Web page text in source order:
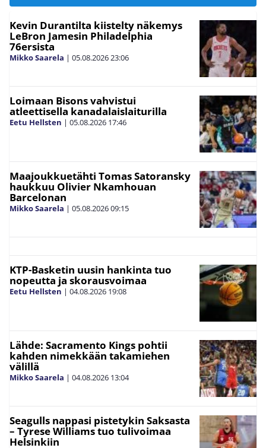
Kevin Durantilta kiistelty näkemys
LeBron Jamesin Philadelphia
76ersista
Mikko Saarela | 05.08.2026 23:06
Loimaan Bisons vahvistui
atleettisella kanadalaislaiturilla
Eetu Hellsten | 05.08.2026 17:46
Maajoukkuetähti Tomas Satoransky
haukkuu Olivier Nkamhouan
Barcelonan
Mikko Saarela | 05.08.202609:15
KTP-Basketin uusin hankinta tuo
nopeutta ja skorausvoimaa
Eetu Hellsten | 04.08.2026 19:08
Lähde: Sacramento Kings pohtii
kahden nimekkään takamiehen
välillä
Mikko Saarela | 04.08.2026 13:04
Seagulls nappasi pistetykin Saksasta
– Tyrese Williams tuo tulivoimaa
Helsinkiin